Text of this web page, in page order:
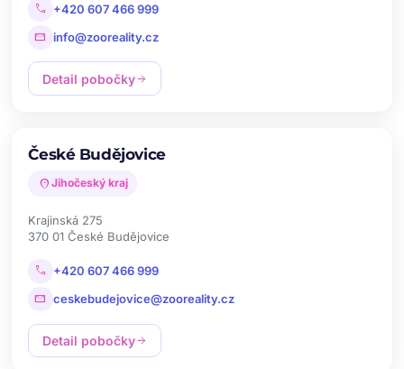
call +420 607 466 999
mail info@zooreality.cz
Detail pobočkyarrow_forward
České Budějovice
location_on Jihočeský kraj
Krajinská 275
370 01 České Budějovice
call +420 607 466 999
mail ceskebudejovice@zooreality.cz
Detail pobočkyarrow_forward